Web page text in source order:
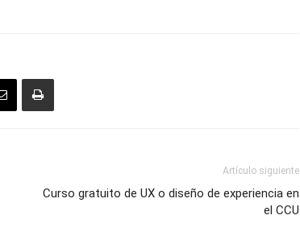
Artículo siguiente
Curso gratuito de UX o diseño de experiencia en
el CCU